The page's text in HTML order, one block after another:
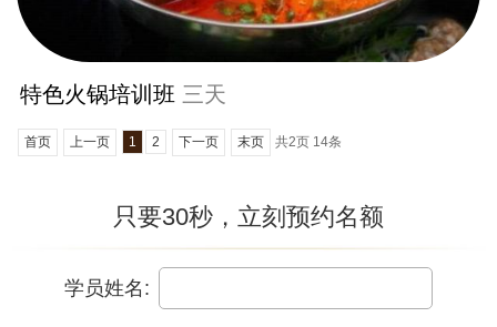
特色火锅培训班 三天
首页 上一页 1 2 下一页 末页 共2页 14条
只要30秒，立刻预约名额
学员姓名: